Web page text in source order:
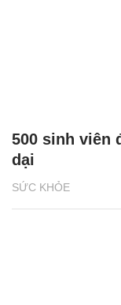
SỨC KHỎE
500 sinh viên
dại